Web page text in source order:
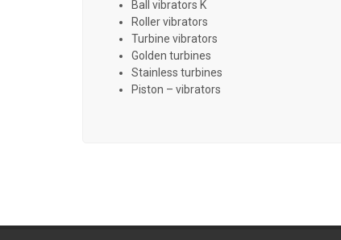
Ball vibrators K
Roller vibrators
Turbine vibrators
Golden turbines
Stainless turbines
Piston – vibrators